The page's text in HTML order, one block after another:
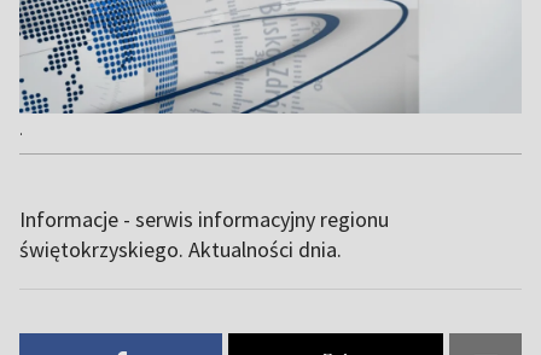
.
Informacje - serwis informacyjny regionu
świętokrzyskiego. Aktualności dnia.